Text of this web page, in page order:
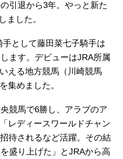
引退から3年。やっと新た
ました。
として藤田菜七子騎手は
ます。デビューはJRA所属
える地方競馬（川崎競馬
集めました。
競馬で6勝し、アラブのア
レディースワールドチャン
待されるなど活躍。その結
盛り上げた」とJRAから高